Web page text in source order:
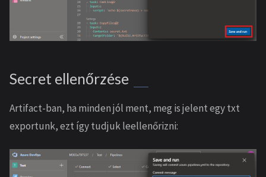
Secret ellenőrzése
Artifact-ban, ha minden jól ment, meg is jelent egy txt
exportunk, ezt így tudjuk leellenőrizni: